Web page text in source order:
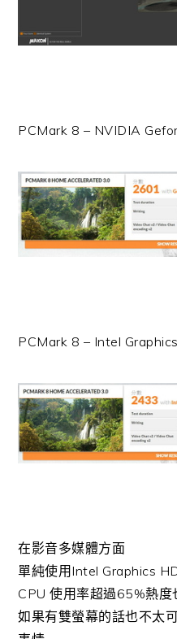
PCMark 8 – NVIDIA
PCMark 8 – Intel
在影音多媒體方面
單純使用Intel Graphics
CPU 使用率超過65%熱度
如果有雙螢幕的話也不太